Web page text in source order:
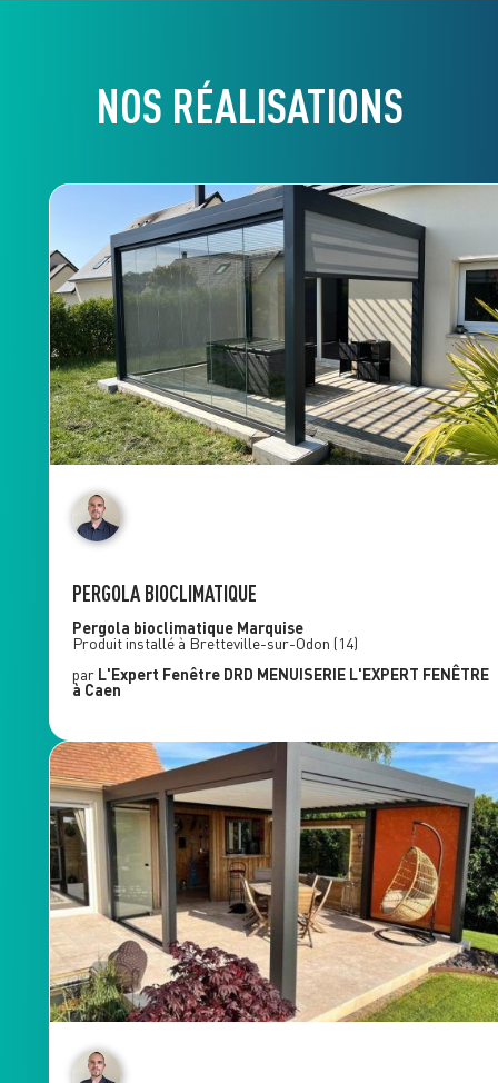
NOS RÉALISATIONS
PERGOLA BIOCLIMATIQUE
Pergola bioclimatique Marquise
Produit installé à Bretteville-sur-Odon (14)
par L'Expert Fenêtre DRD MENUISERIE L'EXPERT FENÊTRE
à Caen